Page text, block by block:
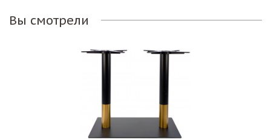
Вы смотрели